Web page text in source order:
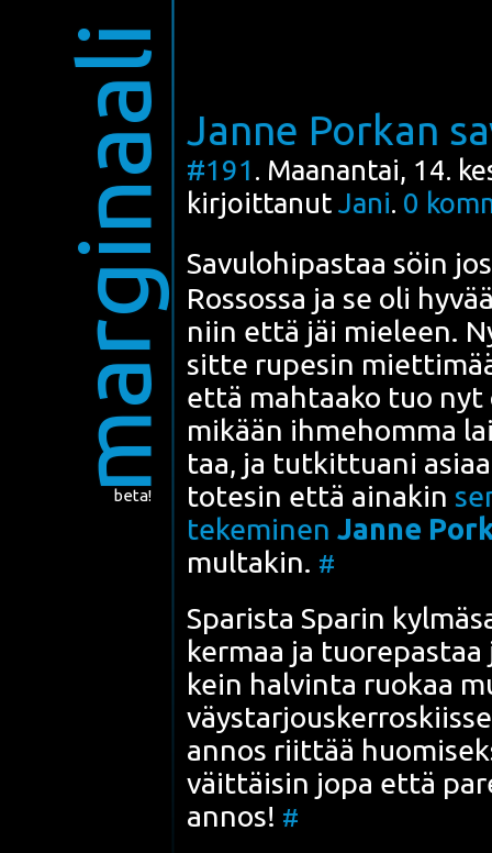
marginaali
beta!
Janne Porkan
#191 . Maanantai, 14.
kirjoittanut Jani. 0
Savu­lo­hi­pas­taa söin
Ros­sos­sa ja se oli
niin että jäi mie­leen.
sit­te rupe­sin
että mah­taa­ko tuo nyt
mikään ihme­hom­ma
taa, ja tut­kit­tua­ni asi­aa
tote­sin että aina­kin
teke­mi­nen Jan­ne
mul­ta­kin. #
Spa­ris­ta Spa­rin
ker­maa ja
kein hal­vin­ta ruo­kaa
annos riit­tää
väit­täi­sin jopa että
annos! #